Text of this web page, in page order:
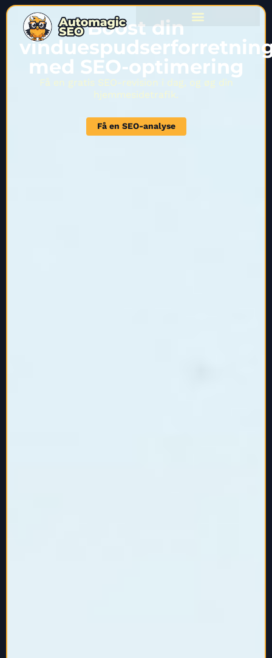
Boost din
med SEO-optimering
Få en gratis SEO-revision i dag, og øg din
hjemmesidetrafik.
Få en SEO-analyse